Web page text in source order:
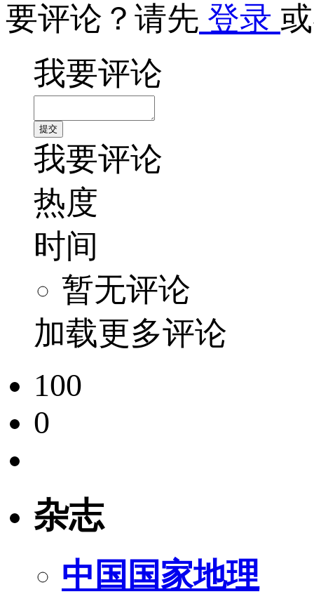
要评论？请先 登录
我要评论
我要评论
热度
时间
暂无评论
加载更多评论
100
0
杂志
中国国家地理